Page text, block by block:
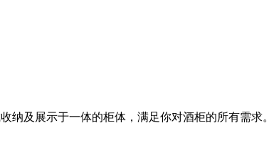
纳及展示于一体的柜体，满足你对酒柜的所有需求。